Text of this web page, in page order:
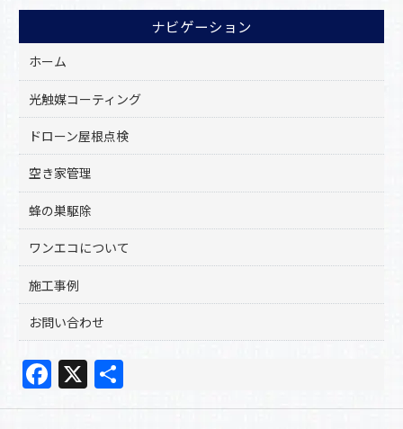
ナビゲーション
ホーム
光触媒コーティング
ドローン屋根点検
空き家管理
蜂の巣駆除
ワンエコについて
施工事例
お問い合わせ
F
a
X
有